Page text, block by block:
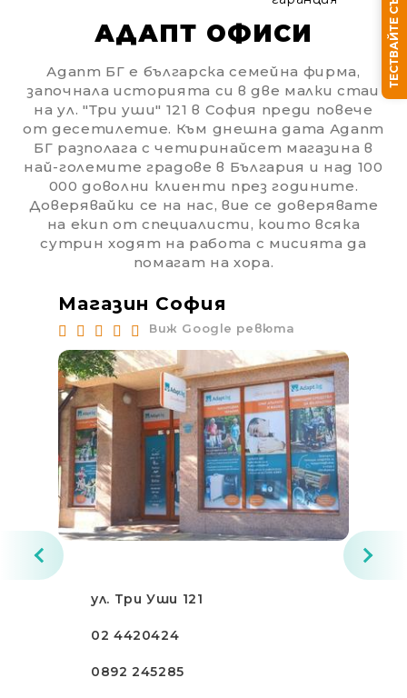
Ние ще се свържем с вас в рамките на работния
АДАПТ ОФИСИ
Адапт БГ е българска семейна фирма,
започнала историята си в две малки стаи
на ул. "Три уши" 121 в София преди повече
от десетилетие. Към днешна дата Адапт
БГ разполага с четиринайсет магазина в
най-големите градове в България и над 100
000 доволни клиенти през годините.
Доверявайки се на нас, вие се доверявате
на екип от специалисти, които всяка
сутрин ходят на работа с мисията да
помагат на хора.
Магазин София
Виж Google ревюта
ул. Три Уши 121
02 4420424
0892 245285